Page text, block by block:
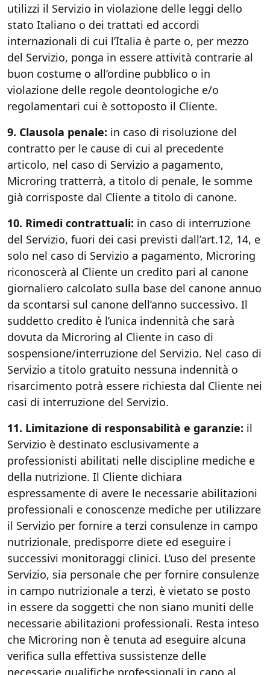
utilizzi il Servizio in violazione delle leggi dello
stato Italiano o dei trattati ed accordi
internazionali di cui l’Italia è parte o, per mezzo
del Servizio, ponga in essere attività contrarie al
buon costume o all’ordine pubblico o in
violazione delle regole deontologiche e/o
regolamentari cui è sottoposto il Cliente.
9. Clausola penale: in caso di risoluzione del
contratto per le cause di cui al precedente
articolo, nel caso di Servizio a pagamento,
Microring tratterrà, a titolo di penale, le somme
già corrisposte dal Cliente a titolo di canone.
10. Rimedi contrattuali: in caso di interruzione
del Servizio, fuori dei casi previsti dall’art.12, 14, e
solo nel caso di Servizio a pagamento, Microring
riconoscerà al Cliente un credito pari al canone
giornaliero calcolato sulla base del canone annuo
da scontarsi sul canone dell’anno successivo. Il
suddetto credito è l’unica indennità che sarà
dovuta da Microring al Cliente in caso di
sospensione/interruzione del Servizio. Nel caso di
Servizio a titolo gratuito nessuna indennità o
risarcimento potrà essere richiesta dal Cliente nei
casi di interruzione del Servizio.
11. Limitazione di responsabilità e garanzie: il
Servizio è destinato esclusivamente a
professionisti abilitati nelle discipline mediche e
della nutrizione. Il Cliente dichiara
espressamente di avere le necessarie abilitazioni
professionali e conoscenze mediche per utilizzare
il Servizio per fornire a terzi consulenze in campo
nutrizionale, predisporre diete ed eseguire i
successivi monitoraggi clinici. L’uso del presente
Servizio, sia personale che per fornire consulenze
in campo nutrizionale a terzi, è vietato se posto
in essere da soggetti che non siano muniti delle
necessarie abilitazioni professionali. Resta inteso
che Microring non è tenuta ad eseguire alcuna
verifica sulla effettiva sussistenze delle
necessarie qualifiche professionali in capo al